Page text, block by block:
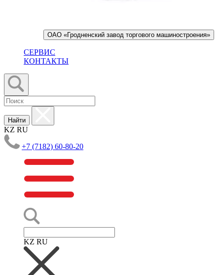
ОАО «Гродненский завод торгового машиностроения»
СЕРВИС
КОНТАКТЫ
Найти
KZ RU
+7 (7182) 60-80-20
KZ RU